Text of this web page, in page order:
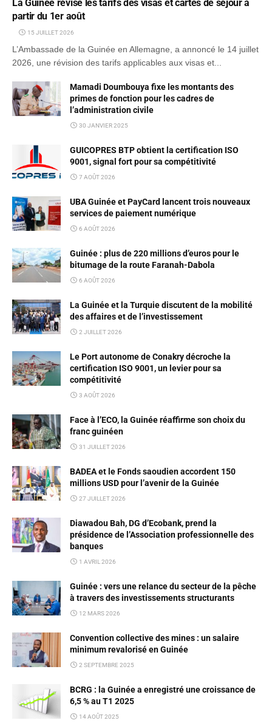
La Guinée révise les tarifs des visas et cartes de séjour à
partir du 1er août
15 JUILLET 2026
L’Ambassade de la Guinée en Allemagne, a annoncé le 14 juillet
2026, une révision des tarifs applicables aux visas et...
Mamadi Doumbouya fixe les montants des
primes de fonction pour les cadres de
l’administration civile
30 JANVIER 2025
GUICOPRES BTP obtient la certification ISO
9001, signal fort pour sa compétitivité
7 AOÛT 2026
UBA Guinée et PayCard lancent trois nouveaux
services de paiement numérique
6 AOÛT 2026
Guinée : plus de 220 millions d’euros pour le
bitumage de la route Faranah-Dabola
6 AOÛT 2026
La Guinée et la Turquie discutent de la mobilité
des affaires et de l’investissement
2 JUILLET 2026
Le Port autonome de Conakry décroche la
certification ISO 9001, un levier pour sa
compétitivité
3 AOÛT 2026
Face à l’ECO, la Guinée réaffirme son choix du
franc guinéen
31 JUILLET 2026
BADEA et le Fonds saoudien accordent 150
millions USD pour l’avenir de la Guinée
27 JUILLET 2026
Diawadou Bah, DG d’Ecobank, prend la
présidence de l’Association professionnelle des
banques
1 AVRIL 2026
Guinée : vers une relance du secteur de la pêche
à travers des investissements structurants
12 MARS 2026
Convention collective des mines : un salaire
minimum revalorisé en Guinée
2 SEPTEMBRE 2025
BCRG : la Guinée a enregistré une croissance de
6,5 % au T1 2025
14 AOÛT 2025